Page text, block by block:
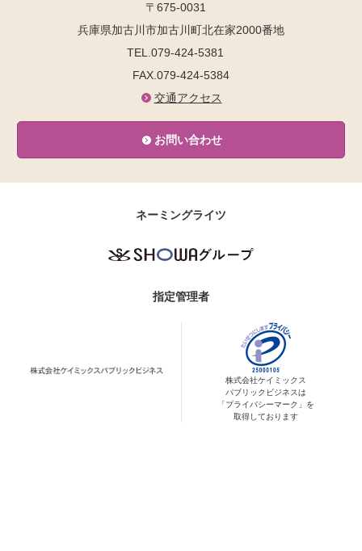
〒675-0031
兵庫県加古川市加古川町北在家2000番地
TEL.079-424-5381
FAX.079-424-5384
交通アクセス
お問い合わせ
ネーミングライツ
指定管理者
株式会社ケイミックス
パブリックビジネスは
「プライバシーマーク」を
取得しております